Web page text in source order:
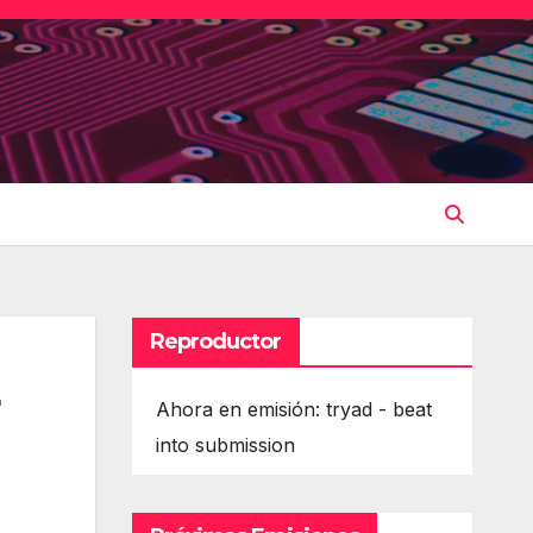
Reproductor
Ahora en emisión: tryad - beat
into submission